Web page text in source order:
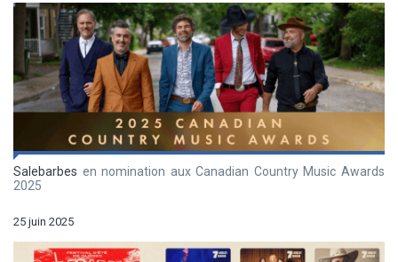
Salebarbes en nomination aux Canadian Country Music Awards
2025
25 juin 2025